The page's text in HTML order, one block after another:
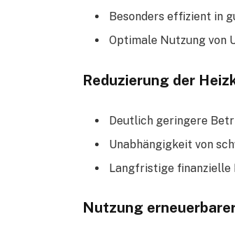
Besonders effizient in
Optimale Nutzung von
Reduzierung der
Deutlich geringere
Unabhängigkeit von
Langfristige
Nutzung